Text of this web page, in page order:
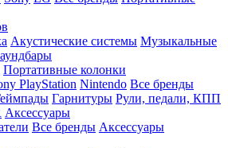
Акустические системы Музыкальные
Портативные колонки
PlayStation Nintendo Все бренды
Гарнитуры Рули, педали, КПП
Аксессуары
Все бренды Аксессуары